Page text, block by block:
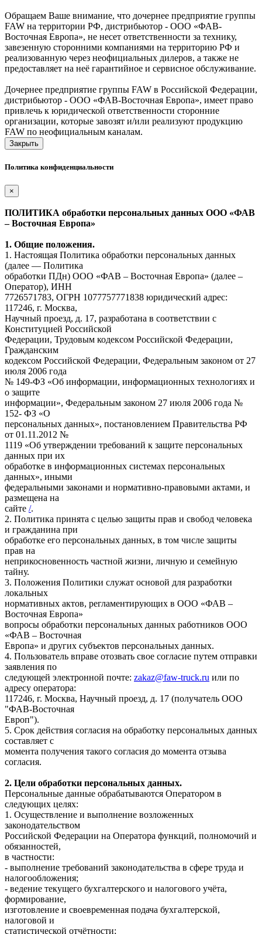
Обращаем Ваше внимание, что дочернее предприятие группы
FAW на территории РФ, дистрибьютор - ООО «ФАВ-
Восточная Европа», не несет ответственности за технику,
завезенную сторонними компаниями на территорию РФ и
реализованную через неофициальных дилеров, а также не
предоставляет на неё гарантийное и сервисное обслуживание.
Дочернее предприятие группы FAW в Российской Федерации,
дистрибьютор - ООО «ФАВ-Восточная Европа», имеет право
привлечь к юридической ответственности сторонние
организации, которые завозят и/или реализуют продукцию
FAW по неофициальным каналам.
Закрыть
Политика конфиденциальности
×
ПОЛИТИКА обработки персональных данных ООО «ФАВ
– Восточная Европа»
1. Общие положения.
1. Настоящая Политика обработки персональных данных
(далее — Политика
обработки ПДн) ООО «ФАВ – Восточная Европа» (далее –
Оператор), ИНН
7726571783, ОГРН 1077757771838 юридический адрес:
117246, г. Москва,
Научный проезд, д. 17, разработана в соответствии с
Конституцией Российской
Федерации, Трудовым кодексом Российской Федерации,
Гражданским
кодексом Российской Федерации, Федеральным законом от 27
июля 2006 года
№ 149-ФЗ «Об информации, информационных технологиях и
о защите
информации», Федеральным законом 27 июля 2006 года №
152- ФЗ «О
персональных данных», постановлением Правительства РФ
от 01.11.2012 №
1119 «Об утверждении требований к защите персональных
данных при их
обработке в информационных системах персональных
данных», иными
федеральными законами и нормативно-правовыми актами, и
размещена на
сайте /.
2. Политика принята с целью защиты прав и свобод человека
и гражданина при
обработке его персональных данных, в том числе защиты
прав на
неприкосновенность частной жизни, личную и семейную
тайну.
3. Положения Политики служат основой для разработки
локальных
нормативных актов, регламентирующих в ООО «ФАВ –
Восточная Европа»
вопросы обработки персональных данных работников ООО
«ФАВ – Восточная
Европа» и других субъектов персональных данных.
4. Пользователь вправе отозвать свое согласие путем отправки
заявления по
следующей электронной почте: zakaz@faw-truck.ru или по
адресу оператора:
117246, г. Москва, Научный проезд, д. 17 (получатель ООО
"ФАВ-Восточная
Европ").
5. Срок действия согласия на обработку персональных данных
составляет с
момента получения такого согласия до момента отзыва
согласия.
2. Цели обработки персональных данных.
Персональные данные обрабатываются Оператором в
следующих целях:
1. Осуществление и выполнение возложенных
законодательством
Российской Федерации на Оператора функций, полномочий и
обязанностей,
в частности:
- выполнение требований законодательства в сфере труда и
налогообложения;
- ведение текущего бухгалтерского и налогового учёта,
формирование,
изготовление и своевременная подача бухгалтерской,
налоговой и
статистической отчётности;